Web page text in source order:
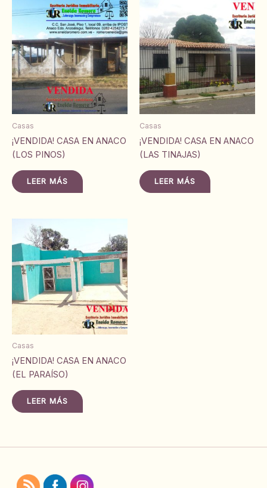
Casas
¡VENDIDA! CASA EN ANACO
(LOS PINOS)
LEER MÁS
Casas
¡VENDIDA! CASA EN ANACO
(LAS TINAJAS)
LEER MÁS
Casas
¡VENDIDA! CASA EN ANACO
(EL PARAÍSO)
LEER MÁS